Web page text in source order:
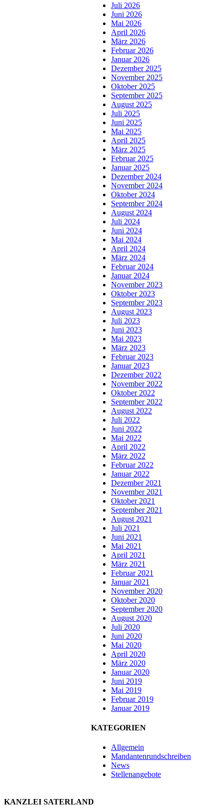
Juli 2026
Juni 2026
Mai 2026
April 2026
März 2026
Februar 2026
Januar 2026
Dezember 2025
November 2025
Oktober 2025
September 2025
August 2025
Juli 2025
Juni 2025
Mai 2025
April 2025
März 2025
Februar 2025
Januar 2025
Dezember 2024
November 2024
Oktober 2024
September 2024
August 2024
Juli 2024
Juni 2024
Mai 2024
April 2024
März 2024
Februar 2024
Januar 2024
November 2023
Oktober 2023
September 2023
August 2023
Juli 2023
Juni 2023
Mai 2023
März 2023
Februar 2023
Januar 2023
Dezember 2022
November 2022
Oktober 2022
September 2022
August 2022
Juli 2022
Juni 2022
Mai 2022
April 2022
März 2022
Februar 2022
Januar 2022
Dezember 2021
November 2021
Oktober 2021
September 2021
August 2021
Juli 2021
Juni 2021
Mai 2021
April 2021
März 2021
Februar 2021
Januar 2021
November 2020
Oktober 2020
September 2020
August 2020
Juli 2020
Juni 2020
Mai 2020
April 2020
März 2020
Januar 2020
Juni 2019
Mai 2019
Februar 2019
Januar 2019
KATEGORIEN
Allgemein
Mandantenrundschreiben
News
Stellenangebote
KANZLEI SATERLAND